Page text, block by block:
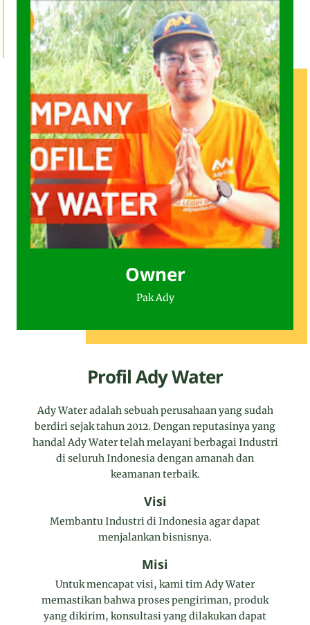
Owner
Pak Ady
Profil Ady Water
Ady Water adalah sebuah perusahaan yang sudah
berdiri sejak tahun 2012. Dengan reputasinya yang
handal Ady Water telah melayani berbagai Industri
di seluruh Indonesia dengan amanah dan
keamanan terbaik.
Visi
Membantu Industri di Indonesia agar dapat
menjalankan bisnisnya.
Misi
Untuk mencapat visi, kami tim Ady Water
memastikan bahwa proses pengiriman, produk
yang dikirim, konsultasi yang dilakukan dapat